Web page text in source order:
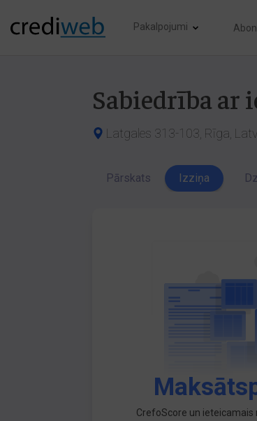
Pakalpojumi
Sabiedrība ar
Latgales 313-103, Rīga,
Pārskats Izziņa
CrefoScore un